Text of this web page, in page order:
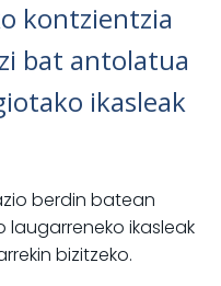
kontzientzia
bat antolatua
ikasleak
berdin batean
laugarreneko ikasleak
bizitzeko.